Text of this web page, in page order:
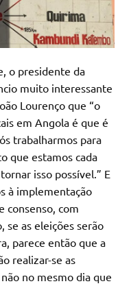
o presidente da
muito interessante
Lourenço que “o
em Angola é que é
trabalharmos para
que estamos cada
isso possível.” E
à implementação
consenso, com
se as eleições serão
parece então que a
realizar-se as
no mesmo dia que